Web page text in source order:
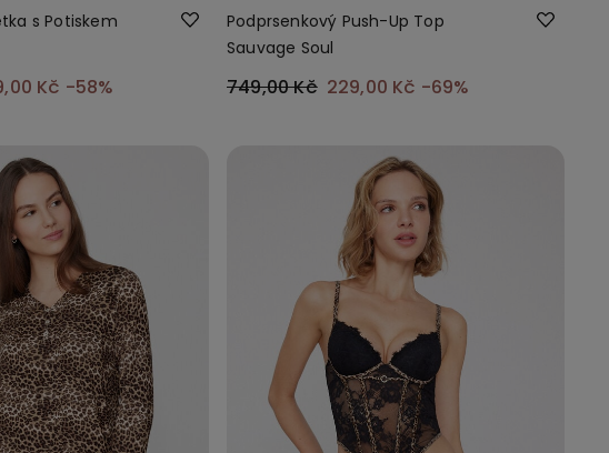
s Potiskem
Kč -58%
Podprsenkový Push-Up Top
Sauvage Soul
749,00 Kč 229,00 Kč -69%